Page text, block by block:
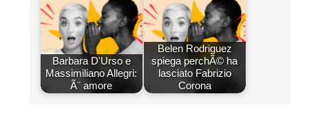
Barbara D'Urso e
Massimiliano Allegri:
Ã¨ amore
Belen Rodriguez
spiega perchÃ© ha
lasciato Fabrizio
Corona